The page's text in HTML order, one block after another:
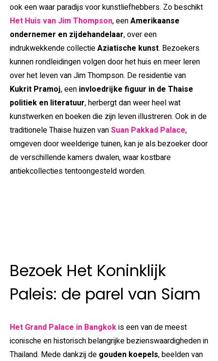
ook een waar paradijs voor kunstliefhebbers. Zo beschikt
Het Huis van Jim Thompson, eenAmerikaanse
ondernemer en zijdehandelaar, over een
indrukwekkende collectieAziatische kunst. Bezoekers
kunnen rondleidingen volgen door het huis en meer leren
over het leven van Jim Thompson. De residentie van
Kukrit Pramoj, een invloedrijke figuur in de Thaise
politiek en literatuur, herbergt dan weer heel wat
kunstwerken en boeken die zijn leven illustreren. Ook in de
traditionele Thaise huizen vanSuan Pakkad Palace,
omgeven door weelderige tuinen, kan je als bezoeker door
de verschillende kamers dwalen, waar kostbare
antiekcollecties tentoongesteld worden.
Bezoek Het Koninklijk
Paleis: de parel van Siam
Het Grand Palace in Bangkokis een van de meest
iconische en historisch belangrijke bezienswaardigheden in
Thailand. Mede dankzij de gouden koepels, beelden van